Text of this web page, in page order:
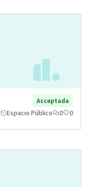
Acceptada
Espacio Público 0 0